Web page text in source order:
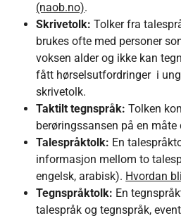
(naob.no).
Skrivetolk:Tolker fra
brukes ofte med personer
voksen alder og ikke kan
fått hørselsutfordringer i
skrivetolk.
Taktilt tegnspråk:Tolken
berøringssansen på en
Talespråktolk: En
informasjon mellom to
engelsk, arabisk). Hvordan
Tegnspråktolk: En
talespråk og tegnspråk,